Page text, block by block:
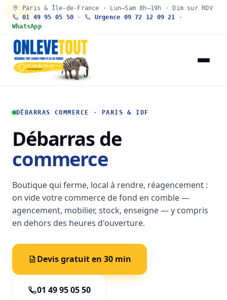
Paris & Île-de-France · Lun–Sam 8h–19h · Dim sur RDV
01 49 95 05 50 · Urgence 09 72 12 09 21 ·
WhatsApp
DÉBARRAS COMMERCE · PARIS & IDF
Débarras de
commerce
Boutique qui ferme, local à rendre, réagencement :
on vide votre commerce de fond en comble —
agencement, mobilier, stock, enseigne — y compris
en dehors des heures d'ouverture.
Devis gratuit en 30 min
01 49 95 05 50
30 SEC